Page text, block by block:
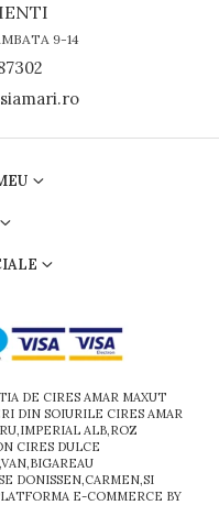
9-14
DE CIRES AMAR MAXUT
DIN SOIURILE CIRES AMAR
ALB,ROZ
CIRES DULCE
DONISSEN,CARMEN,SI
E-COMMERCE BY